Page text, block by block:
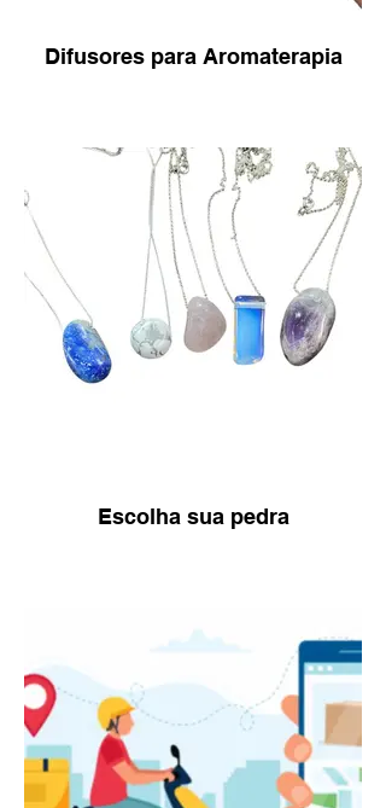
Difusores para Aromaterapia
Escolha sua pedra